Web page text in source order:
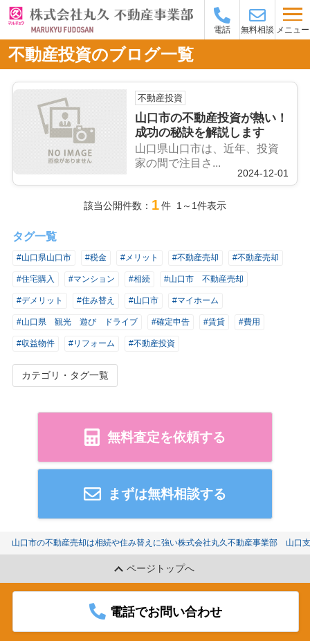
電話 無料相談 メニュー
不動産投資のブログ一覧
不動産投資
山口市の不動産投資が熱い！
成功の秘訣を解説します
山口県山口市は、近年、投資
家の間で注目さ...
2024-12-01
該当公開件数： 1件 1～1件表示
タグ一覧
#山口県山口市 #税金 #メリット #不動産売却 #不動産売却
#住宅購入 #マンション #相続 #山口市 不動産売却
#デメリット #住み替え #山口市 #マイホーム
#山口県 観光 遊び ドライブ #確定申告 #賃貸 #費用
#収益物件 #リフォーム #不動産投資
カテゴリ・タグ一覧
無料査定を依頼する
まずは無料相談する
山口市の不動産売却は相続や住み替えに強い株式会社丸久不動産事業部 山口
ページトップへ
電話でお問い合わせ